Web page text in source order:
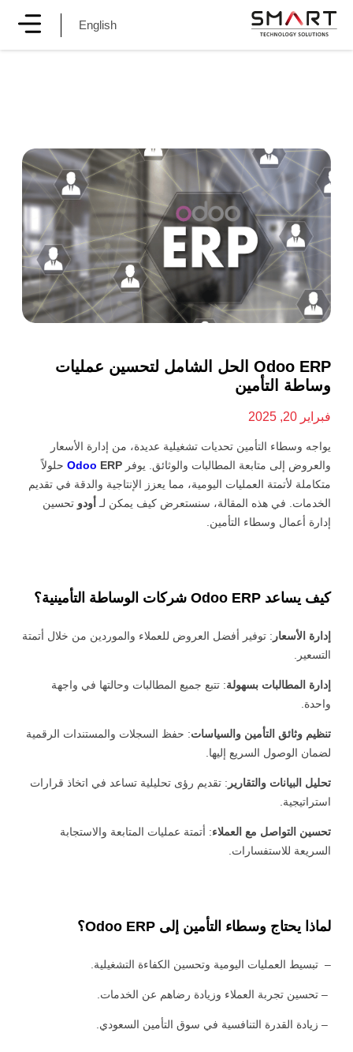
التقنية
الأعمال
English
Odoo ERP الحل الشامل لتحسين عمليات
وساطة التأمين
فبراير 20, 2025
يواجه وسطاء التأمين تحديات تشغيلية عديدة، من إدارة الأسعار
والعروض إلى متابعة المطالبات والوثائق. يوفر
Odoo ERP
حلولاً
متكاملة لأتمتة العمليات اليومية، مما يعزز الإنتاجية والدقة في تقديم
الخدمات. في هذه المقالة، سنستعرض كيف يمكن لـ أودو تحسين
إدارة أعمال وسطاء التأمين.
كيف يساعد Odoo ERP شركات الوساطة التأمينية؟
إدارة الأسعار : توفير أفضل العروض للعملاء والموردين من خلال أتمتة
التسعير.
إدارة المطالبات بسهولة: تتبع جميع المطالبات وحالتها في واجهة
واحدة.
تنظيم وثائق التأمين والسياسات: حفظ السجلات والمستندات الرقمية
لضمان الوصول السريع إليها.
تحليل البيانات والتقارير : تقديم رؤى تحليلية تساعد في اتخاذ قرارات
استراتيجية.
تحسين التواصل مع العملاء: أتمتة عمليات المتابعة والاستجابة
السريعة للاستفسارات.
لماذا يحتاج وسطاء التأمين إلى Odoo ERP؟
– تبسيط العمليات اليومية وتحسين الكفاءة التشغيلية.
– تحسين تجربة العملاء وزيادة رضاهم عن الخدمات.
– زيادة القدرة التنافسية في سوق التأمين السعودي.